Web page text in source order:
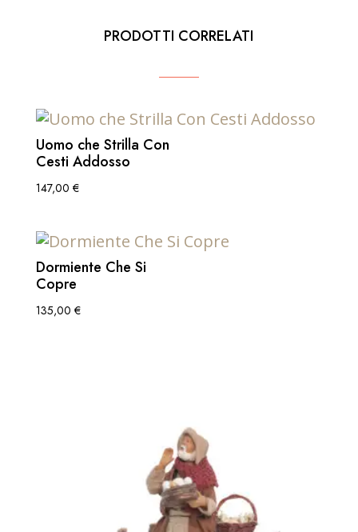
PRODOTTI CORRELATI
Uomo che Strilla Con
Cesti Addosso
147,00 €
Dormiente Che Si
Copre
135,00 €